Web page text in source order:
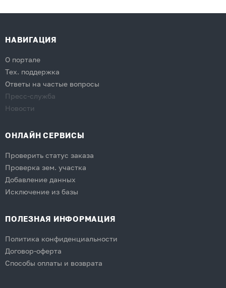
НАВИГАЦИЯ
О портале
Тех. поддержка
Ответы на частые вопросы
Пресс-служба
Новости
ОНЛАЙН СЕРВИСЫ
Проверить статус заказа
Проверка зем. участка
Добавление данных
Исключение из базы
ПОЛЕЗНАЯ ИНФОРМАЦИЯ
Политика конфиденциальности
Договор-оферта
Способы оплаты и возврата